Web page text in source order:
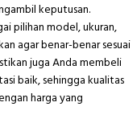
keputusan.
pilihan model, ukuran,
agar benar-benar sesuai
juga Anda membeli
baik, sehingga kualitas
harga yang